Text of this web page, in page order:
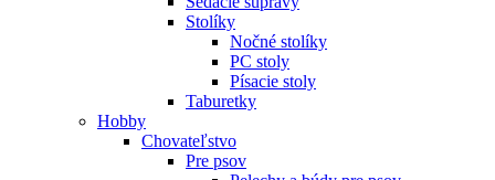
Stolíky
Nočné stolíky
PC stoly
Písacie stoly
Taburetky
Hobby
Chovateľstvo
Pre psov